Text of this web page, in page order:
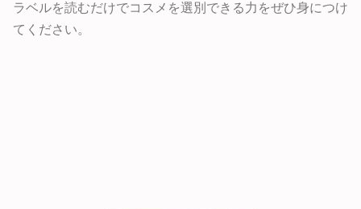
ラベルを読むだけでコスメを選別できる力をぜひ身につけ
てください。